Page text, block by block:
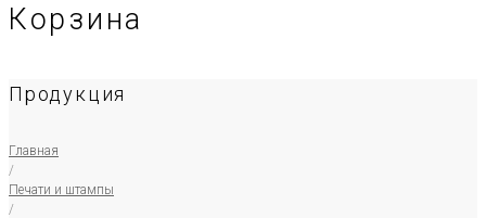
Корзина
Продукция
Главная
/
Печати и штампы
/